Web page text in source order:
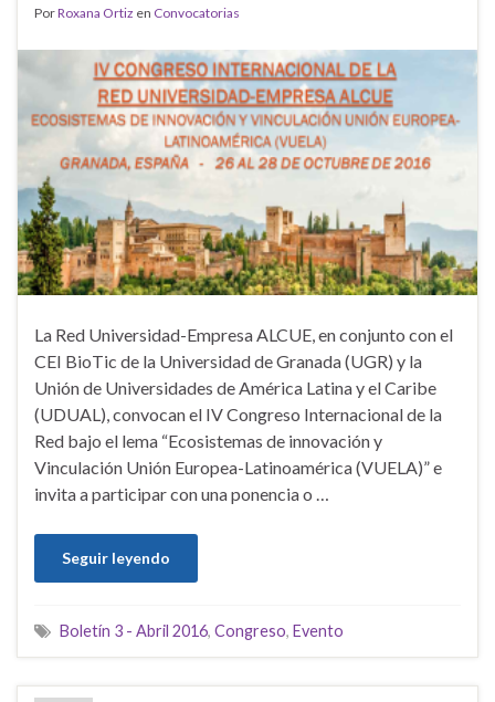
PorRoxana Ortiz en Convocatorias
La Red Universidad-Empresa ALCUE, en conjunto con el
CEI BioTic de la Universidad de Granada (UGR) y la
Unión de Universidades de América Latina y el Caribe
(UDUAL), convocan el IV Congreso Internacional de la
Red bajo el lema “Ecosistemas de innovación y
Vinculación Unión Europea-Latinoamérica (VUELA)” e
invita a participar con una ponencia o …
Seguir leyendo
Boletín 3 - Abril 2016, Congreso, Evento